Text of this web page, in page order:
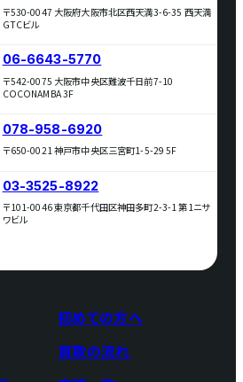
初めての方へ
買取の流れ
〒530-0047 大阪府大阪市北区西天満3-6-35 西天満
GTCビル
06-6643-5770
〒542-0075 大阪市中央区難波千日前7-10
COCONAMBA 3F
078-958-6920
〒650-0021 神戸市中央区三宮町1-5-29 5F
03-3525-8922
〒101-0046 東京都千代田区神田多町2-3-1 第1ニサ
ワビル